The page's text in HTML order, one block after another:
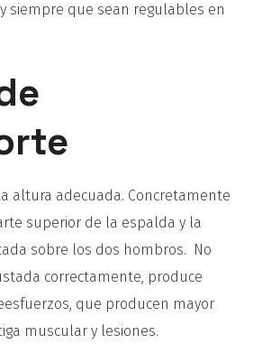
siempre que sean regulables en
altura adecuada. Concretamente
superior de la espalda y la
sobre los dos hombros. No
correctamente, produce
que producen mayor
muscular y lesiones.